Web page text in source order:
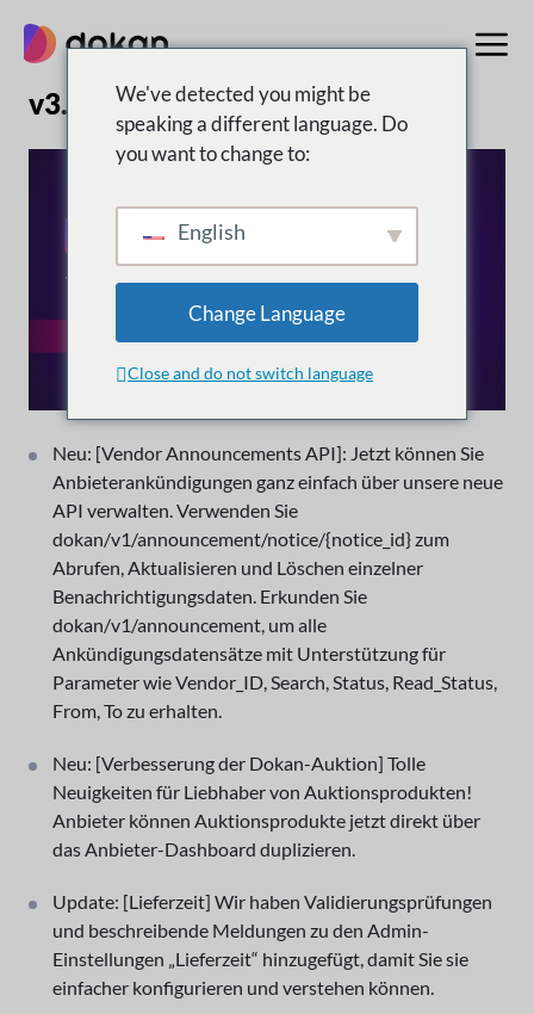
Inhalt
springen
v3.9.4 | 30. November 2023
Neu: [Vendor Announcements API]: Jetzt können Sie
Anbieterankündigungen ganz einfach über unsere neue
API verwalten. Verwenden Sie
dokan/v1/announcement/notice/{notice_id} zum
Abrufen, Aktualisieren und Löschen einzelner
Benachrichtigungsdaten. Erkunden Sie
dokan/v1/announcement, um alle
Ankündigungsdatensätze mit Unterstützung für
Parameter wie Vendor_ID, Search, Status, Read_Status,
From, To zu erhalten.
Neu: [Verbesserung der Dokan-Auktion] Tolle
Neuigkeiten für Liebhaber von Auktionsprodukten!
Anbieter können Auktionsprodukte jetzt direkt über
das Anbieter-Dashboard duplizieren.
Update: [Lieferzeit] Wir haben Validierungsprüfungen
und beschreibende Meldungen zu den Admin-
Einstellungen „Lieferzeit“ hinzugefügt, damit Sie sie
einfacher konfigurieren und verstehen können.
We've detected you might be
speaking a different language. Do
you want to change to:
English
Change Language
Close and do not switch language